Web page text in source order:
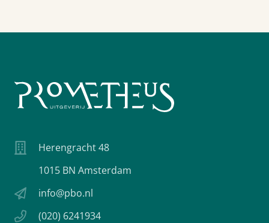
Herengracht 48
1015 BN Amsterdam
info@pbo.nl
(020) 6241934